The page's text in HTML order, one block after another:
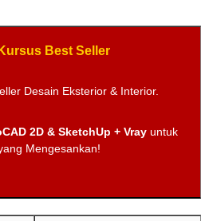
Best Seller
Desain Eksterior & Interior.
2D & SketchUp + Vray untuk
Mengesankan!